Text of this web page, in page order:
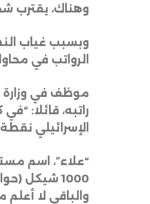
وهناك، يقترب
وبسبب غياب
الرواتب في
موظف في وزارة
راتبه، قائلا:
الإسرائيلي
“علاء”، اسم
والباقي لا أعلم